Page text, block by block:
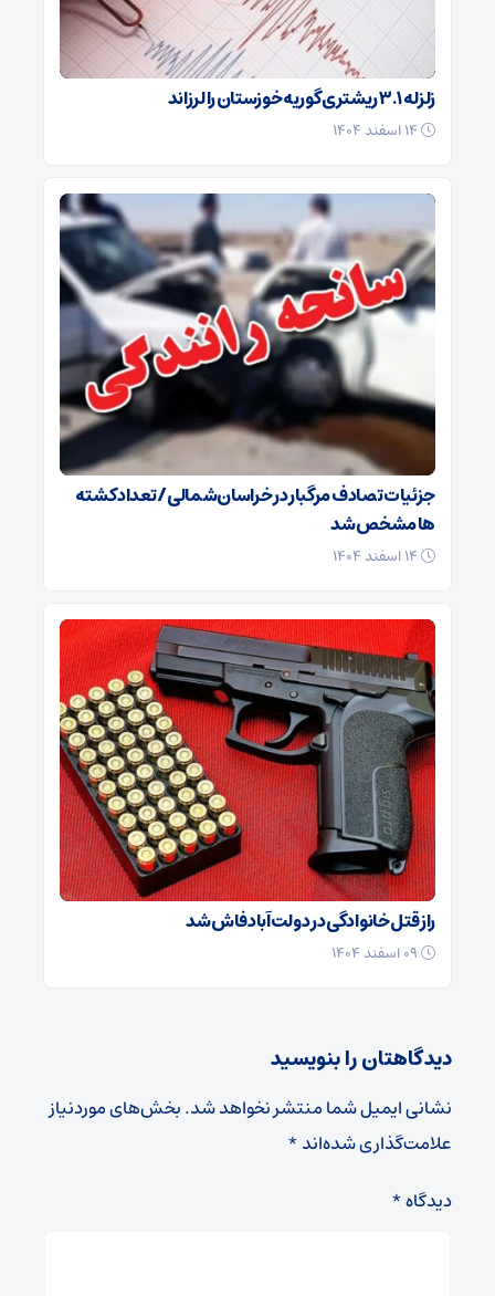
زلزله ۳.۱ ریشتری گوریه خوزستان را لرزاند
جزئیات تصادف مرگبار در خراسان‌شمالی/ تعداد کشته
ها مشخص شد
راز قتل خانوادگی در دولت‌آباد فاش شد
دیدگاهتان را بنویسید
نشانی ایمیل شما منتشر نخواهد شد.بخش‌های موردنیاز
علامت‌گذاری شده‌اند*
دیدگاه*